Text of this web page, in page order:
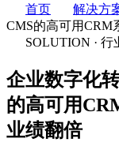
首页
解决方
CMS的高可用CRM
SOLUTION · 行
企业数字化
的高可用
业绩翻倍